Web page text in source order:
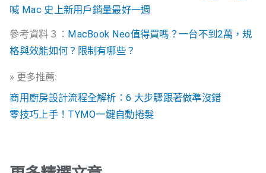
喊 Mac 史上新用戶銷量最好一週
參考資料３： MacBook Neo值得買嗎？一台不到2萬，規
格與效能如何？限制有哪些？
» 更多推薦:
商用廚房設計流程全解析：6 大步驟跟著做準沒錯
零技巧上手！TYMO一鍵自動捲髮